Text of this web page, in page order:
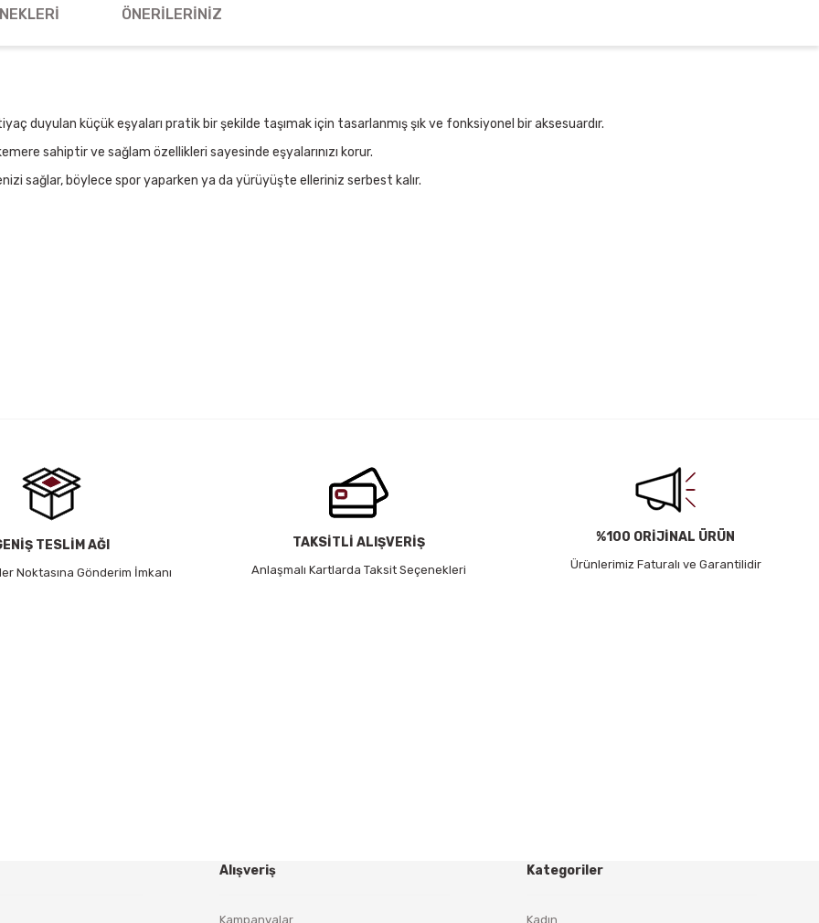
ÖNERILERINIZ
duyulan küçük eşyaları pratik bir şekilde taşımak için tasarlanmış şık ve fonksiyonel bir aksesuardır.
sahiptir ve sağlam özellikleri sayesinde eşyalarınızı korur.
sağlar, böylece spor yaparken ya da yürüyüşte elleriniz serbest kalır.
TESLİM AĞI
Noktasına Gönderim İmkanı
TAKSİTLİ ALIŞVERİŞ
Anlaşmalı Kartlarda Taksit Seçenekleri
%100 ORİJİNAL ÜRÜN
Ürünlerimiz Faturalı ve Garantilidir
Alışveriş
Kampanyalar
Kategoriler
Kadın